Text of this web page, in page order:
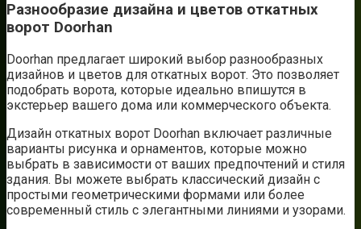
Разнообразие дизайна и цветов откатных
ворот Doorhan
Doorhan предлагает широкий выбор разнообразных
дизайнов и цветов для откатных ворот. Это позволяет
подобрать ворота, которые идеально впишутся в
экстерьер вашего дома или коммерческого объекта.
Дизайн откатных ворот Doorhan включает различные
варианты рисунка и орнаментов, которые можно
выбрать в зависимости от ваших предпочтений и стиля
здания. Вы можете выбрать классический дизайн с
простыми геометрическими формами или более
современный стиль с элегантными линиями и узорами.